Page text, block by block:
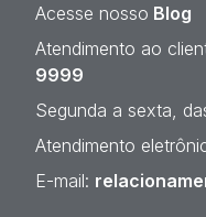
Acesse nosso Blog
Atendimento ao
9999
Segunda a sexta,
Atendimento
E-mail: